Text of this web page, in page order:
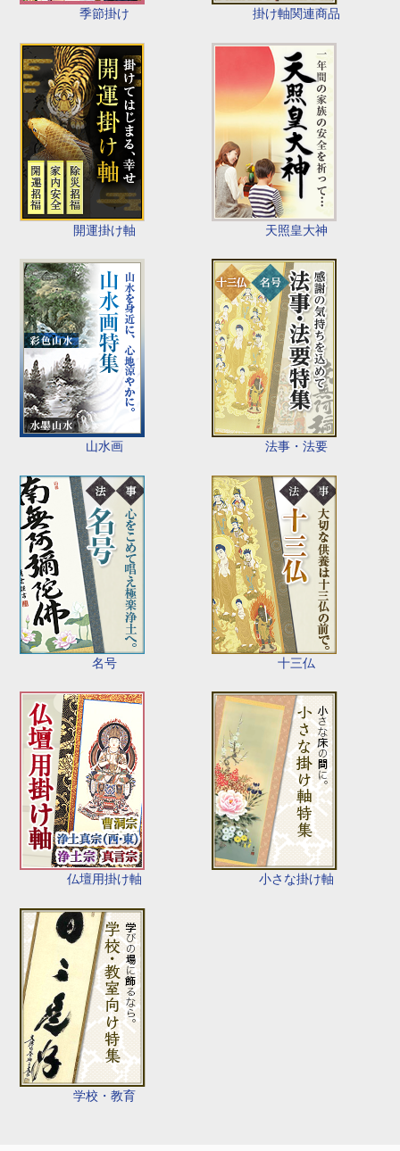
季節掛け 掛け軸関連商品
開運掛け軸 天照皇大神
山水画 法事・法要
名号 十三仏
仏壇用掛け軸 小さな掛け軸
学校・教育